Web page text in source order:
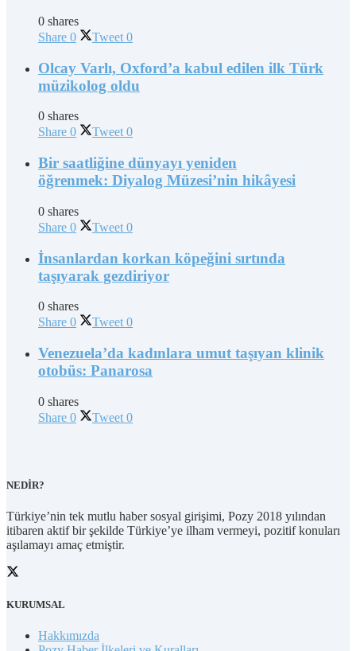
0 shares
Share 0 Tweet 0
Olcay Varlı, Oxford’a kabul edilen ilk Türk
müzikolog oldu
0 shares
Share 0 Tweet 0
Bir saatliğine dünyayı yeniden
öğrenmek: Diyalog Müzesi’nin hikâyesi
0 shares
Share 0 Tweet 0
İnsanlardan korkan köpeğini sırtında
taşıyarak gezdiriyor
0 shares
Share 0 Tweet 0
Venezuela’da kadınlara umut taşıyan klinik
otobüs: Panarosa
0 shares
Share 0 Tweet 0
NEDİR?
Türkiye’nin tek mutlu haber sosyal girişimi, Pozy 2018 yılından
itibaren aktif bir şekilde Türkiye’ye ilham vermeyi, pozitif konuları
aşılamayı amaç etmiştir.
KURUMSAL
Hakkımızda